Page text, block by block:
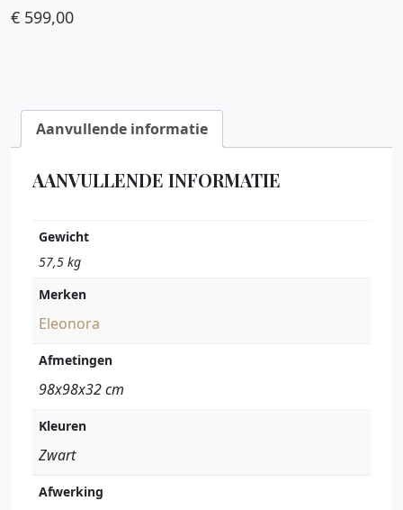
€ 599,00
Aanvullende informatie
AANVULLENDE INFORMATIE
Gewicht
57,5 kg
Merken
Eleonora
Afmetingen
98x98x32 cm
Kleuren
Zwart
Afwerking